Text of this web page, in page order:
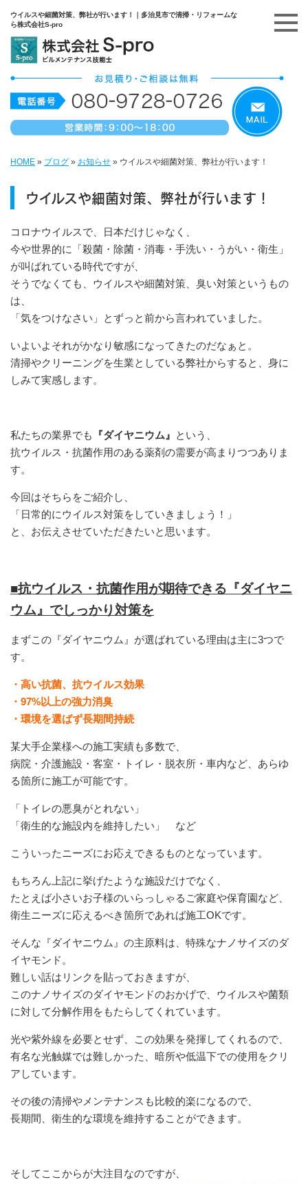
ウイルスや細菌対策、弊社が行います！｜多治見市で清掃・リフォームな
ら株式会社S-pro
HOME » ブログ » お知らせ » ウイルスや細菌対策、弊社が行います！
ウイルスや細菌対策、弊社が行います！
コロナウイルスで、日本だけじゃなく、
今や世界的に「殺菌・除菌・消毒・手洗い・うがい・衛生」
が叫ばれている時代ですが、
そうでなくても、ウイルスや細菌対策、臭い対策というもの
は、
「気をつけなさい」とずっと前から言われていました。
いよいよそれがかなり敏感になってきたのだなぁと。
清掃やクリーニングを生業としている弊社からすると、身に
しみて実感します。
私たちの業界でも 『ダイヤニウム』 という、
抗ウイルス・抗菌作用のある薬剤の需要が高まりつつありま
す。
今回はそちらをご紹介し、
「日常的にウイルス対策をしていきましょう！」
と、お伝えさせていただきたいと思います。
■抗ウイルス・抗菌作用が期待できる『ダイヤニ
ウム』でしっかり対策を
まずこの『ダイヤニウム』が選ばれている理由は主に3つで
す。
・高い抗菌、抗ウイルス効果
・97%以上の強力消臭
・環境を選ばず長期間持続
某大手企業様への施工実績も多数で、
病院・介護施設・客室・トイレ・脱衣所・車内など、あらゆ
る箇所に施工が可能です。
「トイレの悪臭がとれない」
「衛生的な施設内を維持したい」 など
こういったニーズにお応えできるものとなっています。
もちろん上記に挙げたような施設だけでなく、
たとえば小さいお子様のいらっしゃるご家庭や保育園など、
衛生ニーズに応えるべき箇所であれば施工OKです。
そんな『ダイヤニウム』の主原料は、特殊なナノサイズのダ
イヤモンド。
難しい話はリンクを貼っておきますが、
このナノサイズのダイヤモンドのおかげで、ウイルスや菌類
に対して分解作用をもたらしてくれています。
光や紫外線を必要とせず、この効果を発揮してくれるので、
有名な光触媒では難しかった、暗所や低温下での使用をクリ
アしています。
その後の清掃やメンテナンスも比較的楽になるので、
長期間、衛生的な環境を維持することができます。
そしてここからが大注目なのですが、